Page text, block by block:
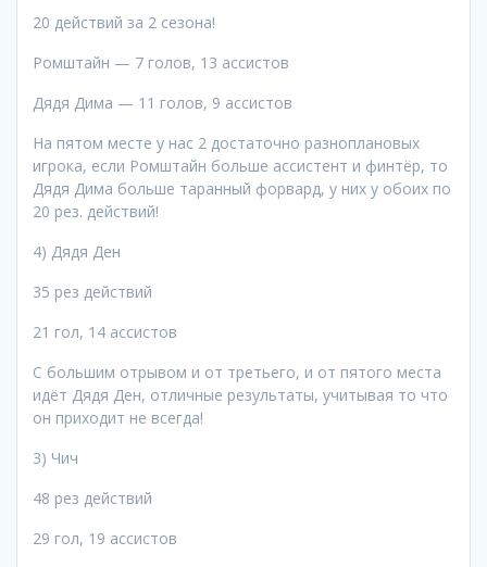
20 действий за 2 сезона!
Ромштайн — 7 голов, 13 ассистов
Дядя Дима — 11 голов, 9 ассистов
На пятом месте у нас 2 достаточно разноплановых
игрока, если Ромштайн больше ассистент и финтëр, то
Дядя Дима больше таранный форвард, у них у обоих по
20 рез. действий!
4) Дядя Ден
35 рез действий
21 гол, 14 ассистов
С большим отрывом и от третьего, и от пятого места
идëт Дядя Ден, отличные результаты, учитывая то что
он приходит не всегда!
3) Чич
48 рез действий
29 гол, 19 ассистов